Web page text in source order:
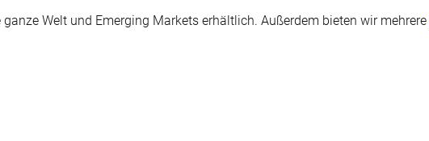
Welt und Emerging Markets erhältlich. Außerdem bieten wir mehrere